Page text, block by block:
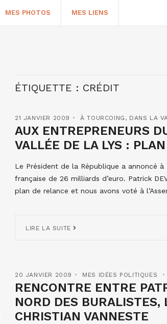
MES PHOTOS MES LIENS
ÉTIQUETTE : CRÉDIT
21 JANVIER 2009 À TOURCOING , DANS LA
AUX ENTREPRENEURS
VALLÉE DE LA LYS :
Le Président de la République a annoncé
française de 26 milliards d’euro. Patrick
plan de relance et nous avons voté à
LIRE LA SUITE
20 JANVIER 2009 MES IDÉES POLITIQUES
RENCONTRE ENTRE
NORD DES
CHRISTIAN VANNESTE